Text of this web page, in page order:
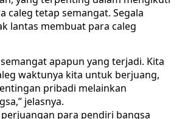
caleg tetap semangat. Segala
lantas membuat para caleg
apapun yang terjadi. Kita
waktunya kita untuk berjuang,
pribadi melainkan
jelasnya.
para pendiri bangsa